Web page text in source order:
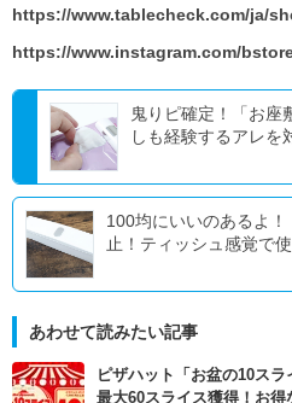
https://www.tablecheck.com/ja/
https://www.instagram.com/
鬼りピ確定！「お
しも経験するアレを
100均にいいのあるよ
止！ティッシュ感覚で
あわせて読みたい記事
ピザハット「お盆の10ス
最大60スライス獲得！お